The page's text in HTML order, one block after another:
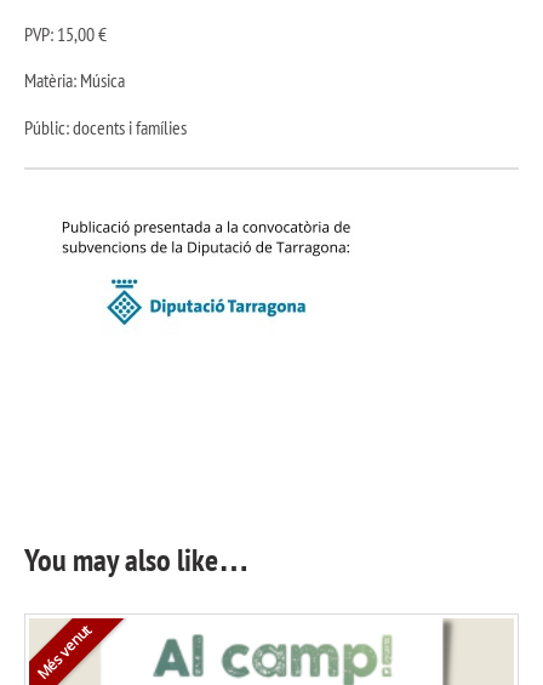
PVP: 15,00 €
Matèria: Música
Públic: docents i famílies
You may also like…
Més venut